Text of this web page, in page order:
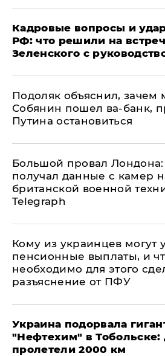
Кадровые вопросы и
РФ: что решили на
Зеленского с
Подоляк объяснил, зачем
Собянин пошел ва-банк,
Путина остановиться
Большой провал Лондона:
получал данные с камер
британской военной
Telegraph
Кому из украинцев могут
пенсионные выплаты, и
необходимо для этого
разъяснение от ПФУ
Украина подорвала
"Нефтехим" в Тобольске:
пролетели 2000 км